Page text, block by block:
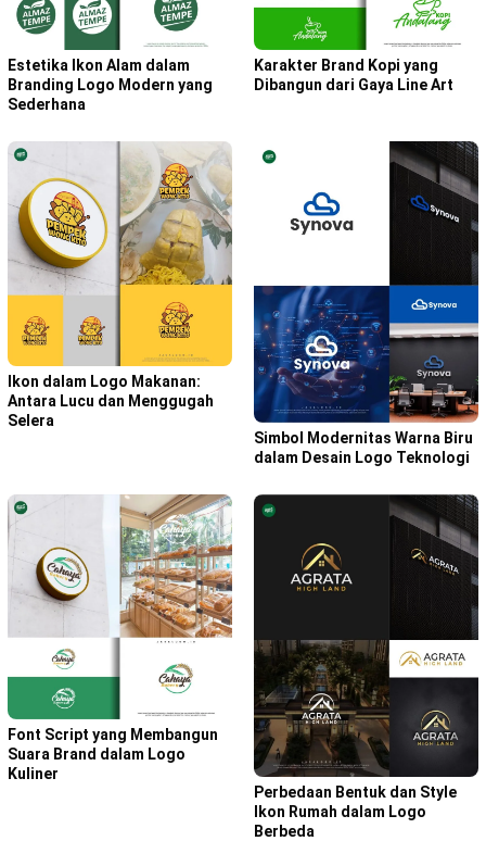
Estetika Ikon Alam dalam
Branding Logo Modern yang
Sederhana
Karakter Brand Kopi yang
Dibangun dari Gaya Line Art
Ikon dalam Logo Makanan:
Antara Lucu dan Menggugah
Selera
Simbol Modernitas Warna Biru
dalam Desain Logo Teknologi
Font Script yang Membangun
Suara Brand dalam Logo
Kuliner
Perbedaan Bentuk dan Style
Ikon Rumah dalam Logo
Berbeda